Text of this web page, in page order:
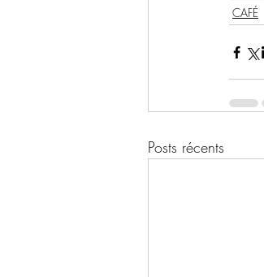
CAFÉ
Posts récents